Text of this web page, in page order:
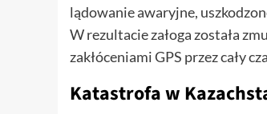
lądowanie awaryjne,
W rezultacie załoga została
zakłóceniami GPS przez cały
Katastrofa w